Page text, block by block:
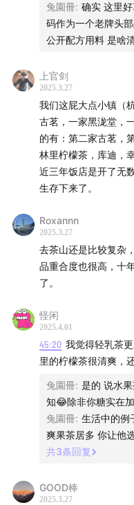
兔園冊: 确实 这里
码作为一个老牌头
公开配方用料 是啥
上官剑
2025.3.27
我们这屁大点小镇（
古茗，一家黑泷堂，
的有：第二家古茗，
林里柠檬茶，库迪，
近三年饭店是开了无
生存下来了。
Roxannn
2025.3.27
去茶山还是比较复杂
品重合度也很高，十
了。
怪闲
2025.4.01
45:20 我觉得轻乳茶
里的柠檬茶很清爽，
兔園冊: 是的 说水
知😂除非你糖实在
兔園冊: 生活中的例
爽果茶居多 你让他
共3条回复
GOOD棒
2025.3.27